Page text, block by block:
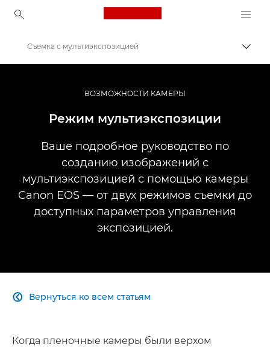
Canon Logo, back to
Профессиональная фото- и видеосъемка
Информационный банк: информационный ресурс для фотографов
Съемка с мультиэкспозицией
ВОЗМОЖНОСТИ КАМЕРЫ
Режим мультиэкспозиции
Ваше подробное руководство по
созданию изображений с
мультиэкспозицией с помощью камеры
Canon EOS — от двух режимов съемки до
доступных параметров управления
экспозицией.
Вернуться ко всем статьям

Когда пленочные камеры были верхом